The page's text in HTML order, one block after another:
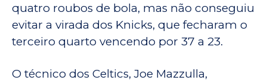
quatro roubos de bola, mas não conseguiu
evitar a virada dos Knicks, que fecharam o
terceiro quarto vencendo por 37 a 23.
O técnico dos Celtics, Joe Mazzulla,